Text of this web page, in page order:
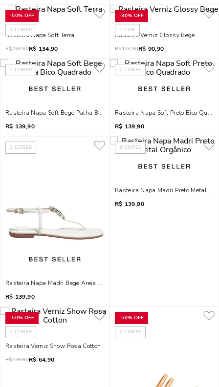
-50% OFF
3 CORES
Rasteira Napa Soft Terra
R$269,90R$ 134,90
-30% OFF
1 COR
Rasteira Verniz Glossy Bege
R$129,90R$ 90,90
2 CORES
Rasteira Napa Soft Bege Palha Bico Quadrado
R$ 139,90
2 CORES
Rasteira Napa Soft Preto Bico
R$ 139,90
3 CORES
Rasteira Napa Madri Bege Areia Metal Orgânico
R$ 139,90
3 CORES
Rasteira Napa Madri Preto Metal
R$ 139,90
-50% OFF
2 CORES
Rasteira Verniz Show Rosa Cotton
R$129,90R$ 64,90
-50% OFF
2 CORES